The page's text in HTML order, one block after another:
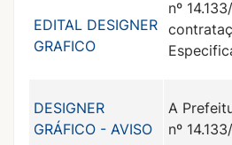
EDITAL DESIGNER
GRAFICO
nº
DESIGNER
GRÁFICO - AVISO
A
nº